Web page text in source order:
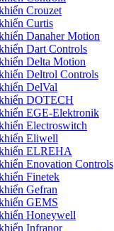
Crouzet
Curtis
Danaher Motion
Dart Controls
Delta Motion
Deltrol Controls
DelVal
DOTECH
EGE-Elektronik
Electroswitch
Eliwell
ELREHA
Enovation Controls
Finetek
Gefran
GEMS
Honeywell
Infranor